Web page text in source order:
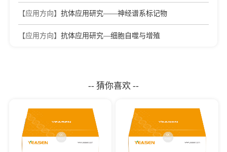
【应用方向】 抗体应用研究——神经谱系标记物
【应用方向】 抗体应用研究—细胞自噬与增殖
-- 猜你喜欢 --